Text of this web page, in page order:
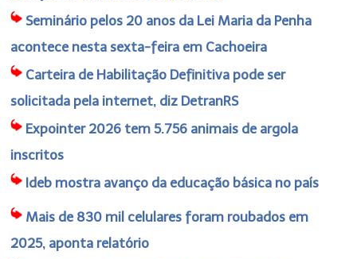
Seminário pelos 20 anos da Lei Maria da Penha
acontece nesta sexta-feira em Cachoeira
Carteira de Habilitação Definitiva pode ser
solicitada pela internet, diz DetranRS
Expointer 2026 tem 5.756 animais de argola
inscritos
Ideb mostra avanço da educação básica no país
Mais de 830 mil celulares foram roubados em
2025, aponta relatório